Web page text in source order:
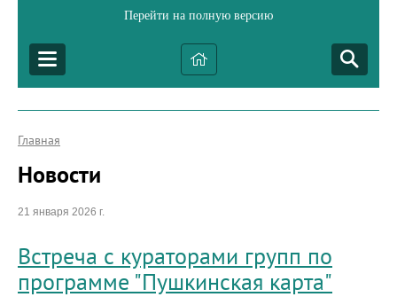
Перейти на полную версию
Главная
Новости
21 января 2026 г.
Встреча с кураторами групп по
программе "Пушкинская карта"